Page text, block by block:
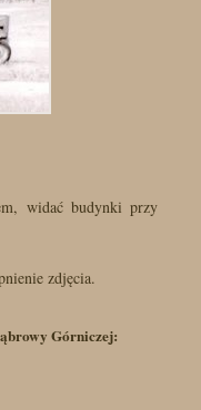
widać budynki przy
zdjęcia.
Górniczej: